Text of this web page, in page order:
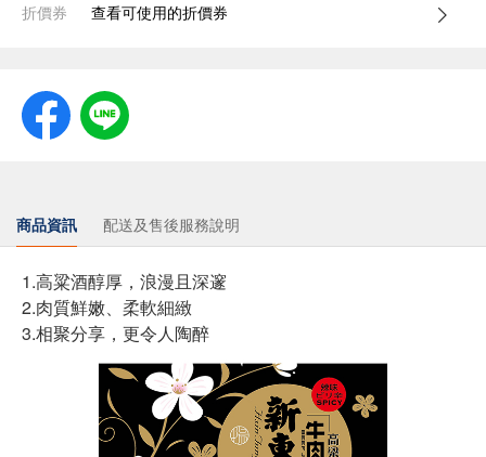
折價券 查看可使用的折價券
商品資訊 配送及售後服務說明
1.高粱酒醇厚，浪漫且深邃
2.肉質鮮嫩、柔軟細緻
3.相聚分享，更令人陶醉